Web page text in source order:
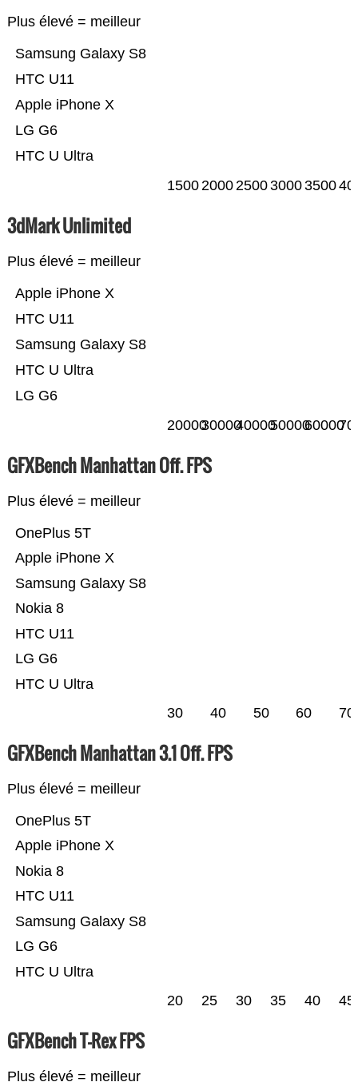
Plus élevé = meilleur
HTC U Ultra
LG G6
Apple iPhone X
HTC U11
Samsung Galaxy S8
15002000250030003500
3dMark Unlimited
Plus élevé = meilleur
LG G6
HTC U Ultra
Samsung Galaxy S8
HTC U11
Apple iPhone X
2000030000400005000060000
GFXBench Manhattan Off. FPS
Plus élevé = meilleur
HTC U Ultra
LG G6
HTC U11
Nokia 8
Samsung Galaxy S8
Apple iPhone X
OnePlus 5T
30 40 50 60 70
GFXBench Manhattan 3.1 Off. FPS
Plus élevé = meilleur
HTC U Ultra
LG G6
Samsung Galaxy S8
HTC U11
Nokia 8
Apple iPhone X
OnePlus 5T
20 25 30 35 40 45
GFXBench T-Rex FPS
Plus élevé = meilleur